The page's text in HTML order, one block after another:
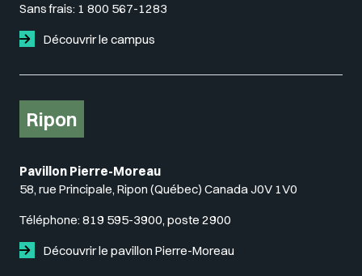
Sans frais: 1 800 567-1283
Découvrir le campus
Ripon
Pavillon Pierre-Moreau
58, rue Principale, Ripon (Québec) Canada J0V 1V0
Téléphone: 819 595-3900, poste 2900
Découvrir le pavillon Pierre-Moreau